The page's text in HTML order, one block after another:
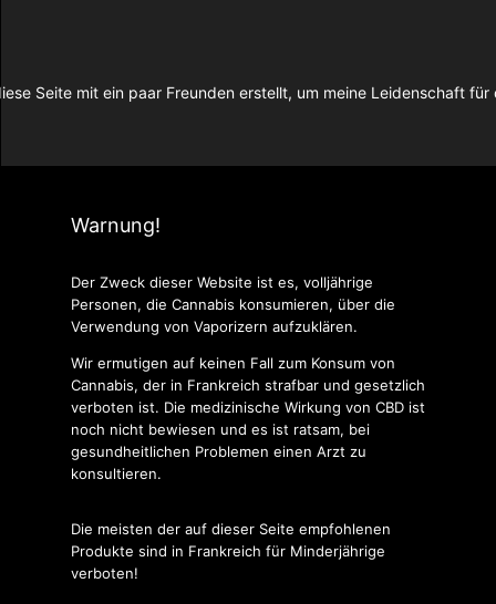
Seite mit ein paar Freunden erstellt, um meine Leidenschaft
Warnung!
Der Zweck dieser Website ist es, volljährige
Personen, die Cannabis konsumieren, über die
Verwendung von Vaporizern aufzuklären.
Wir ermutigen auf keinen Fall zum Konsum von
Cannabis, der in Frankreich strafbar und gesetzlich
verboten ist. Die medizinische Wirkung von CBD ist
noch nicht bewiesen und es ist ratsam, bei
gesundheitlichen Problemen einen Arzt zu
konsultieren.
Die meisten der auf dieser Seite empfohlenen
Produkte sind in Frankreich für Minderjährige
verboten!